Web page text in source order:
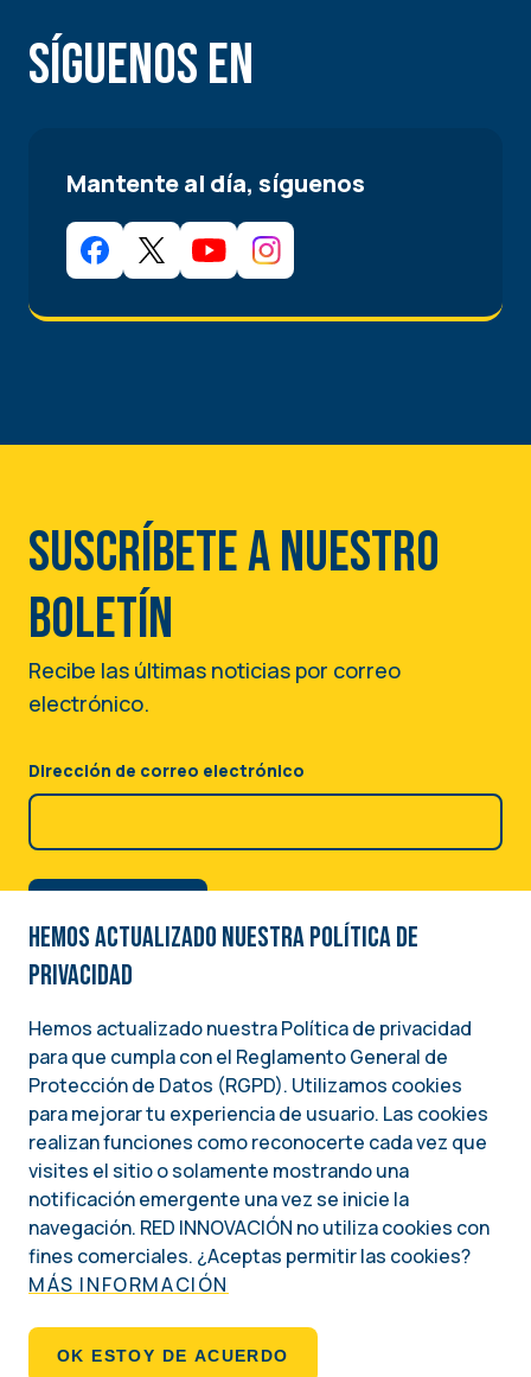
Síguenos en
Mantente al día, síguenos
Suscríbete a nuestro
boletín
Recibe las últimas noticias por correo
electrónico.
Dirección de correo electrónico
Image
Una iniciativa del
INSTITUTO NACIONAL DEMÓCRATA PARA ASUNTOS INTERNACIONALES (NDI)
Social
Footer
QUIÉNES SOMOS
Hemos actualizado nuestra Política de
privacidad
Hemos actualizado nuestra Política de privacidad
para que cumpla con el Reglamento General de
Protección de Datos (RGPD). Utilizamos cookies
para mejorar tu experiencia de usuario. Las cookies
realizan funciones como reconocerte cada vez que
visites el sitio o solamente mostrando una
notificación emergente una vez se inicie la
navegación. RED INNOVACIÓN no utiliza cookies con
fines comerciales. ¿Aceptas permitir las cookies?
MÁS INFORMACIÓN
OK ESTOY DE ACUERDO